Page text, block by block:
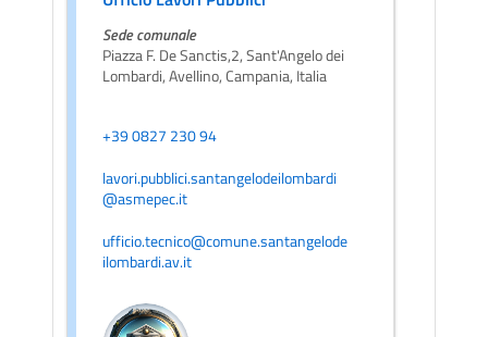
Sede comunale
Piazza F. De Sanctis,2, Sant'Angelo dei
Lombardi, Avellino, Campania, Italia
+39 0827 230 94
lavori.pubblici.santangelodeilombardi
@asmepec.it
ufficio.tecnico@comune.santangelode
ilombardi.av.it